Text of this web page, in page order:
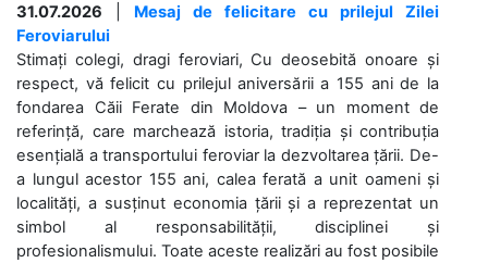
31.07.2026
Mesaj de felicitare cu prilejul Zilei
Feroviarului
Stimați colegi, dragi feroviari, Cu deosebită onoare și
respect, vă felicit cu prilejul aniversării a 155 ani de la
fondarea Căii Ferate din Moldova – un moment de
referință, care marchează istoria, tradiția și contribuția
esențială a transportului feroviar la dezvoltarea țării. De-
a lungul acestor 155 ani, calea ferată a unit oameni și
localități, a susținut economia țării și a reprezentat un
simbol al responsabilității, disciplinei și
profesionalismului. Toate aceste realizări au fost posibile